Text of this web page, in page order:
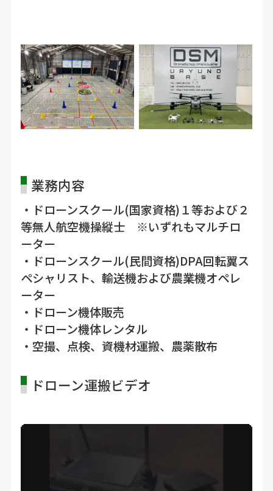
業務内容
・ドローンスクール(国家資格)１等および２
等無人航空機操縦士 ※いずれもマルチロ
ーター
・ドローンスクール(民間資格)DPA回転翼ス
ペシャリスト、輸送機および農業機オペレ
ーター
・ドローン機体販売
・ドローン機体レンタル
・空撮、点検、資機材運搬、農薬散布
ドローン運搬ビデオ